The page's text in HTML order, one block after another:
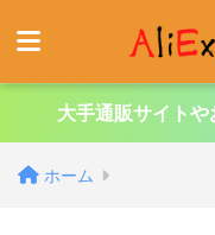
大手通販サイト
ホーム